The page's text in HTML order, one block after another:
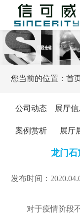
您当前的位置：首
公司动态 展厅信
案例赏析 展厅
龙门石
发布时间：
对于疫情阶段不